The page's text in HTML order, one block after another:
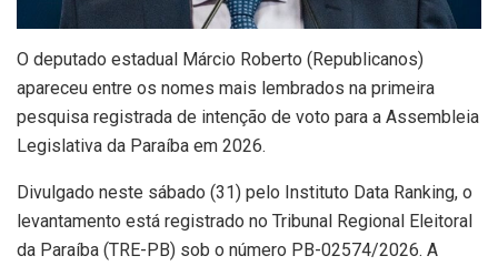
O deputado estadual Márcio Roberto (Republicanos)
apareceu entre os nomes mais lembrados na primeira
pesquisa registrada de intenção de voto para a Assembleia
Legislativa da Paraíba em 2026.
Divulgado neste sábado (31) pelo Instituto Data Ranking, o
levantamento está registrado no Tribunal Regional Eleitoral
da Paraíba (TRE-PB) sob o número PB-02574/2026. A